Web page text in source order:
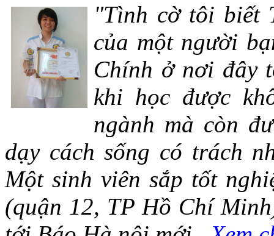
"Tình cờ tôi biết
của một người
Chính ở nơi đây
khi học được
ngành mà còn
dạy cách sống có trách
Một sinh viên sắp tốt
(quận 12, TP Hồ Chí